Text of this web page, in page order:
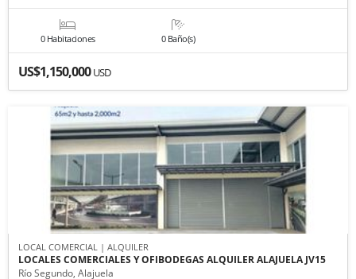
0 Habitaciones 0 Baño(s)
US$1,150,000USD
LOCAL COMERCIAL | ALQUILER
LOCALES COMERCIALES Y OFIBODEGAS ALQUILER ALAJUELA JV15
Río Segundo, Alajuela